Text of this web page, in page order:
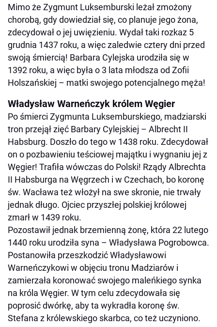
Mimo że Zygmunt Luksemburski leżał zmożony
chorobą, gdy dowiedział się, co planuje jego żona,
zdecydował o jej uwięzieniu. Wydał taki rozkaz 5
grudnia 1437 roku, a więc zaledwie cztery dni przed
swoją śmiercią! Barbara Cylejska urodziła się w
1392 roku, a więc była o 3 lata młodsza od Zofii
Holszańskiej – matki swojego potencjalnego męża!
Władysław Warneńczyk królem Węgier
Po śmierci Zygmunta Luksemburskiego, madziarski
tron przejął zięć Barbary Cylejskiej – Albrecht II
Habsburg. Doszło do tego w 1438 roku. Zdecydował
on o pozbawieniu teściowej majątku i wygnaniu jej z
Węgier! Trafiła wówczas do Polski! Rządy Albrechta
II Habsburga na Węgrzech i w Czechach, bo koronę
św. Wacława też włożył na swe skronie, nie trwały
jednak długo. Ojciec przyszłej polskiej królowej
zmarł w 1439 roku.
Pozostawił jednak brzemienną żonę, która 22 lutego
1440 roku urodziła syna – Władysława Pogrobowca.
Postanowiła przeszkodzić Władysławowi
Warneńczykowi w objęciu tronu Madziarów i
zamierzała koronować swojego maleńkiego synka
na króla Węgier. W tym celu zdecydowała się
poprosić dwórkę, aby ta wykradła koronę św.
Stefana z królewskiego skarbca, co też uczyniono.